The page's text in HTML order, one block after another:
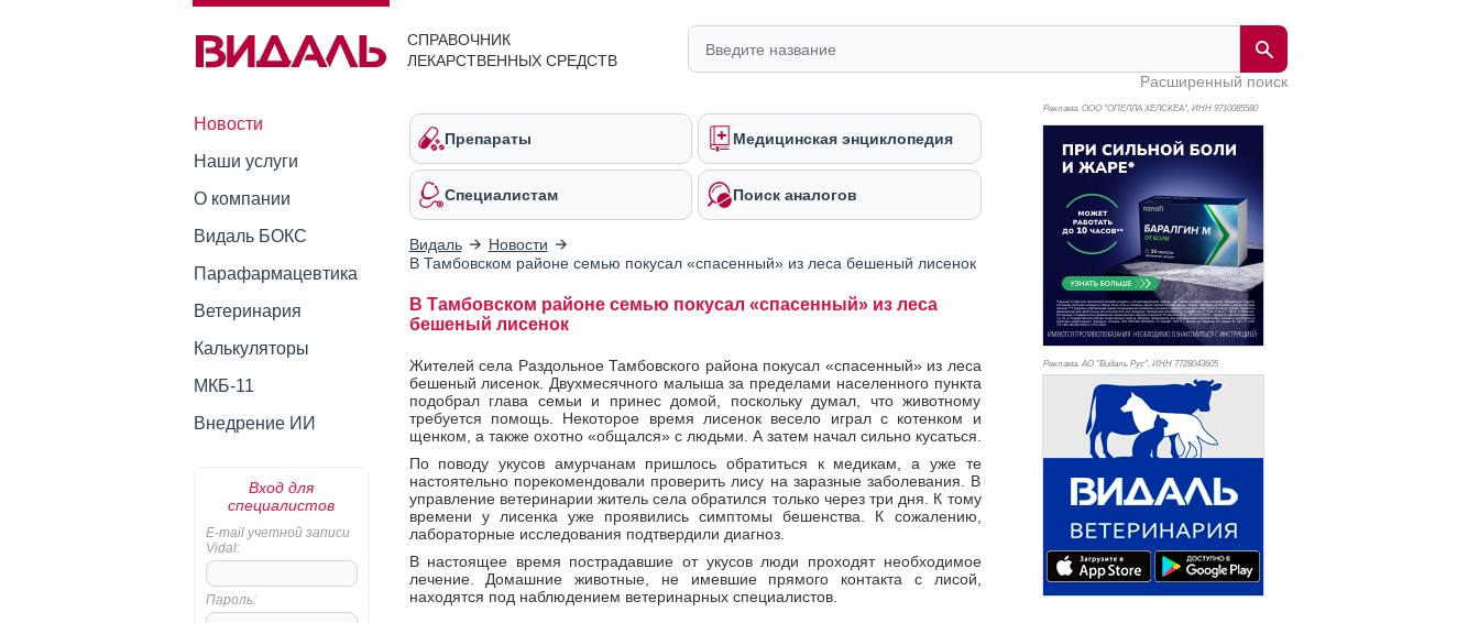
СПРАВОЧНИК
ЛЕКАРСТВЕННЫХ СРЕДСТВ
Расширенный поиск
Новости
Наши услуги
О компании
Видаль БОКС
Парафармацевтика
Ветеринария
Калькуляторы
МКБ-11
Внедрение ИИ
Вход для
специалистов
E-mail учетной записи
Vidal:
Пароль:
Препараты Медицинская энциклопедия
Специалистам Поиск аналогов
Видаль
Новости
В Тамбовском районе семью покусал «спасенный» из леса бешеный лисенок
В Тамбовском районе семью покусал «спасенный» из леса
бешеный лисенок
Жителей села Раздольное Тамбовского района покусал «спасенный» из леса
бешеный лисенок. Двухмесячного малыша за пределами населенного пункта
подобрал глава семьи и принес домой, поскольку думал, что животному
требуется помощь. Некоторое время лисенок весело играл с котенком и
щенком, а также охотно «общался» с людьми. А затем начал сильно кусаться.
По поводу укусов амурчанам пришлось обратиться к медикам, а уже те
настоятельно порекомендовали проверить лису на заразные заболевания. В
управление ветеринарии житель села обратился только через три дня. К тому
времени у лисенка уже проявились симптомы бешенства. К сожалению,
лабораторные исследования подтвердили диагноз.
В настоящее время пострадавшие от укусов люди проходят необходимое
лечение. Домашние животные, не имевшие прямого контакта с лисой,
находятся под наблюдением ветеринарных специалистов.
Реклама. ООО "ОПЕЛЛА ХЕЛСКЕА", ИНН 9710085580
Реклама. АО "Видаль Рус", ИНН 7728043605